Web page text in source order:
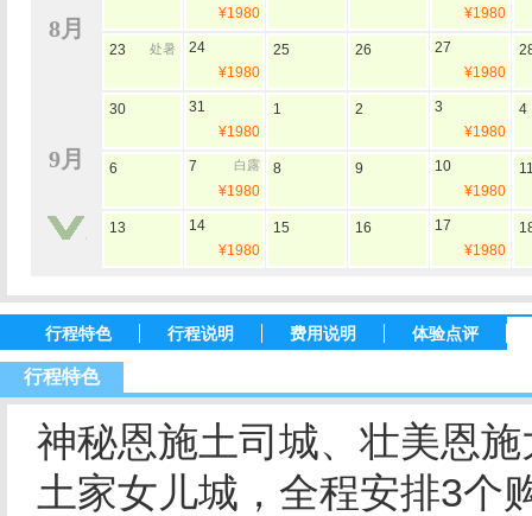
8月
9月
¥1980
¥1980
23 处暑
24
¥1980
25 26
27
¥1980
30
31
¥1980
1 2
3
¥1980
4
6 7 白露
¥1980
8 9
10
¥1980
13
14
¥1980
15 16
17
¥1980
行程特色 行程说明 费用说明 体验点评
行程特色
神秘恩施土司城、壮美恩
土家女儿城，全程安排3个